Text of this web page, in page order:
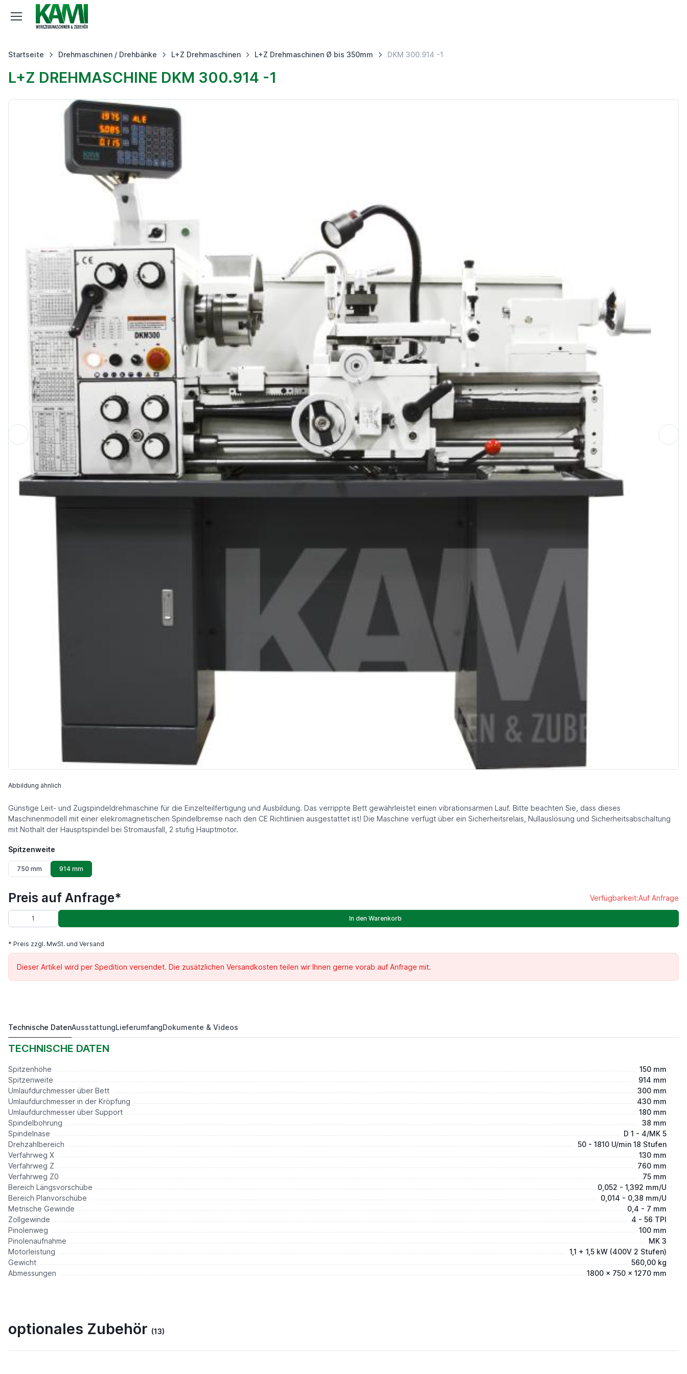
Startseite Drehmaschinen / Drehbänke L+Z Drehmaschinen L+Z Drehmaschinen Ø bis 350mm DKM 300.914 -1
L+Z DREHMASCHINE DKM 300.914 -1
Abbildung ähnlich
Günstige Leit- und Zugspindeldrehmaschine für die Einzelteilfertigung und Ausbildung. Das verrippte Bett gewährleistet einen vibrationsarmen Lauf. Bitte beachten Sie, dass dieses
Maschinenmodell mit einer elekromagnetischen Spindelbremse nach den CE Richtlinien ausgestattet ist! Die Maschine verfügt über ein Sicherheitsrelais, Nullauslösung und Sicherheitsabschaltung
mit Nothalt der Hausptspindel bei Stromausfall, 2 stufig Hauptmotor.
Spitzenweite
750 mm 914 mm
Preis auf Anfrage* Verfügbarkeit:Auf Anfrage
In den Warenkorb
* Preis zzgl. MwSt. und Versand
Dieser Artikel wird per Spedition versendet. Die zusätzlichen Versandkosten teilen wir Ihnen gerne vorab auf Anfrage mit.
DKM 300.914 -1
Preis auf Anfrage*
Technische DatenAusstattungLieferumfangDokumente & Videos
TECHNISCHE DATEN
Spitzenhöhe
150 mm
Spitzenweite
914 mm
Umlaufdurchmesser über Bett
300 mm
Umlaufdurchmesser in der Kröpfung
430 mm
Umlaufdurchmesser über Support
180 mm
Spindelbohrung
38 mm
Spindelnase
D 1 - 4/MK 5
Drehzahlbereich
50 - 1810 U/min 18 Stufen
Verfahrweg X
130 mm
Verfahrweg Z
760 mm
Verfahrweg Z0
75 mm
Bereich Längsvorschübe
0,052 - 1,392 mm/U
Bereich Planvorschübe
0,014 - 0,38 mm/U
Metrische Gewinde
0,4 - 7 mm
Zollgewinde
4 - 56 TPI
Pinolenweg
100 mm
Pinolenaufnahme
MK 3
Motorleistung
1,1 + 1,5 kW (400V 2 Stufen)
Gewicht
560,00 kg
Abmessungen
1800 x 750 x 1270 mm
optionales Zubehör (13)